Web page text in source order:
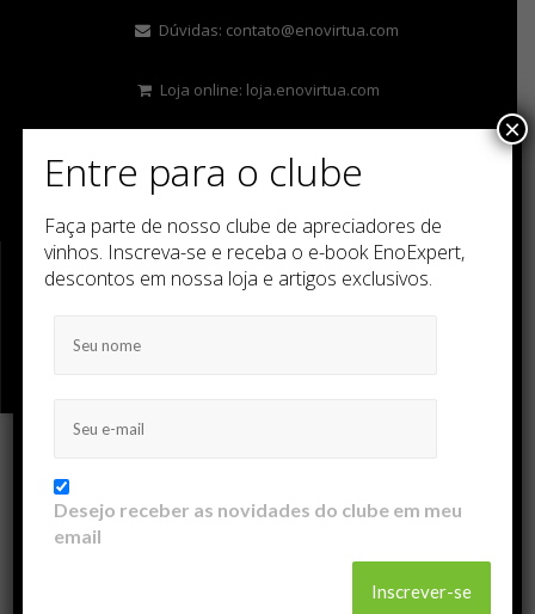
Dúvidas: contato@enovirtua.com
Loja online: loja.enovirtua.com
Entre para o clube
Faça parte de nosso clube de apreciadores de
vinhos. Inscreva-se e receba o e-book EnoExpert,
descontos em nossa loja e artigos exclusivos.
Desejo receber as novidades do clube em meu
email
×